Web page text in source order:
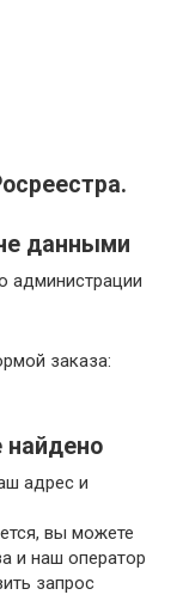
данными
администрации
заказа:
найдено
адрес и
вы можете
и наш оператор
запрос